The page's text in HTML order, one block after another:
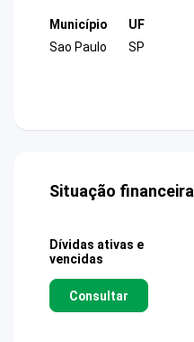
Município
Sao Paulo
UF
SP
Situação financeira
Dívidas ativas e
vencidas
Consultar